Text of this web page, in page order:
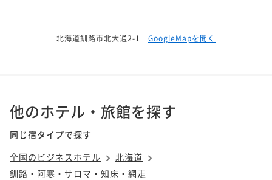
北海道釧路市北大通2-1 GoogleMapを開く
他のホテル・旅館を探す
同じ宿タイプで探す
全国のビジネスホテル
北海道
釧路・阿寒・サロマ・知床・網走